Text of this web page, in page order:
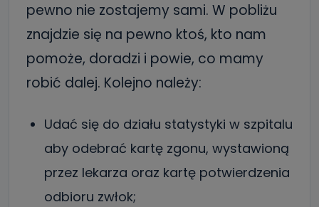
pewno nie zostajemy sami. W pobliżu
znajdzie się na pewno ktoś, kto nam
pomoże, doradzi i powie, co mamy
robić dalej. Kolejno należy:
Udać się do działu statystyki w szpitalu
aby odebrać kartę zgonu, wystawioną
przez lekarza oraz kartę potwierdzenia
odbioru zwłok;